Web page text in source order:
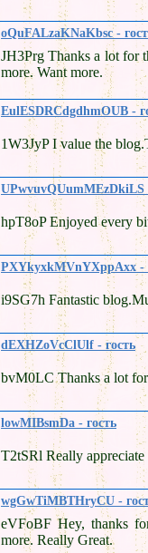
oQuFALzaKNaKbsc -
JH3Prg Thanks a lot for
more. Want more.
EulESDRCdgdhmOUB -
1W3JyP I value the
UPwvuvQUumMEzDkiLS
hpT8oP Enjoyed every
PXYkyxkMVnYXppAxx -
i9SG7h Fantastic
dEXHZoVcClUlf - гость
bvM0LC Thanks a lot
lowMIBsmDa - гость
T2tSRl Really
wgGwTiMBTHryCU -
eVFoBF Hey, thanks
more. Really Great.